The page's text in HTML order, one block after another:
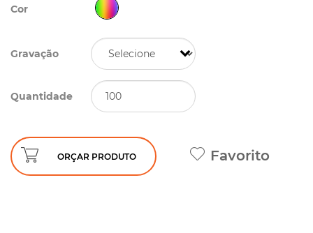
Cor
Gravação
Quantidade
ORÇAR PRODUTO Favorito